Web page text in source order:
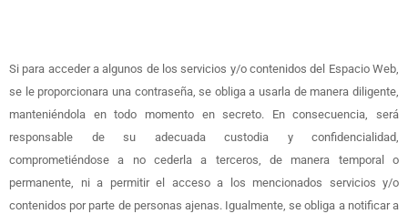
Si para acceder a algunos de los servicios y/o contenidos del Espacio Web,
se le proporcionara una contraseña, se obliga a usarla de manera diligente,
manteniéndola en todo momento en secreto. En consecuencia, será
responsable de su adecuada custodia y confidencialidad,
comprometiéndose a no cederla a terceros, de manera temporal o
permanente, ni a permitir el acceso a los mencionados servicios y/o
contenidos por parte de personas ajenas. Igualmente, se obliga a notificar a